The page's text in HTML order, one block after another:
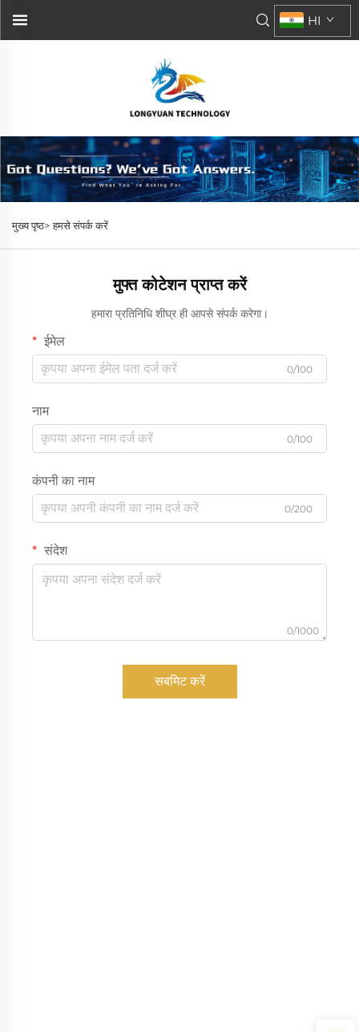
HI
मुख्य पृष्ठ> हमसे संपर्क करें
मुफ्त कोटेशन प्राप्त करें
हमारा प्रतिनिधि शीघ्र ही आपसे संपर्क करेगा।
ईमेल
0/100
नाम
0/100
कंपनी का नाम
0/200
संदेश
0/1000
सबमिट करें